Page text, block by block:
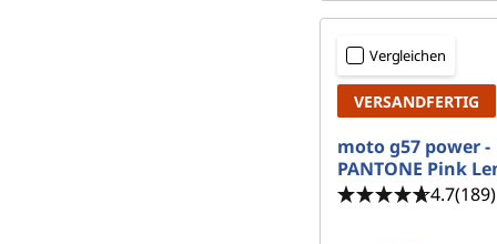
Vergleichen
VERSANDFERTIG
moto g57 power -
PANTONE Pink
4.7(189)